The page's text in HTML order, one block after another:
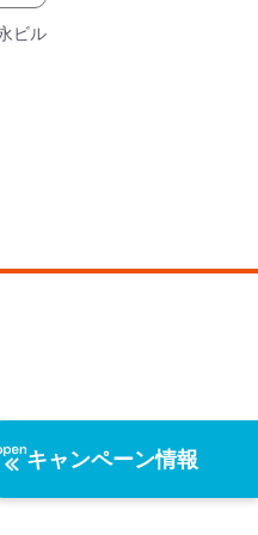
キャンペーン情報
ビル